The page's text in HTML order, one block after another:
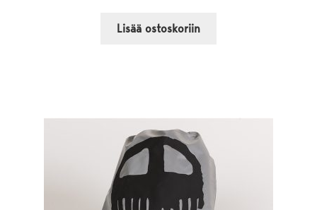
Lisää ostoskoriin